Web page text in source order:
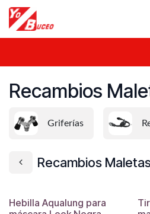
Ir al contenido
Recambios
Griferías
Recambios
Hebilla Aqualung para